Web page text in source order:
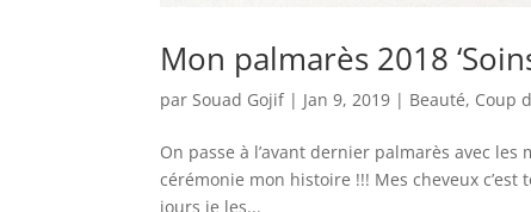
Mon palmarès 2018
parSouad Gojif| Jan 9, 2019 | Beauté, Coup
On passe à l’avant dernier palmarès avec
cérémonie mon histoire !!! Mes cheveux
jours je les...